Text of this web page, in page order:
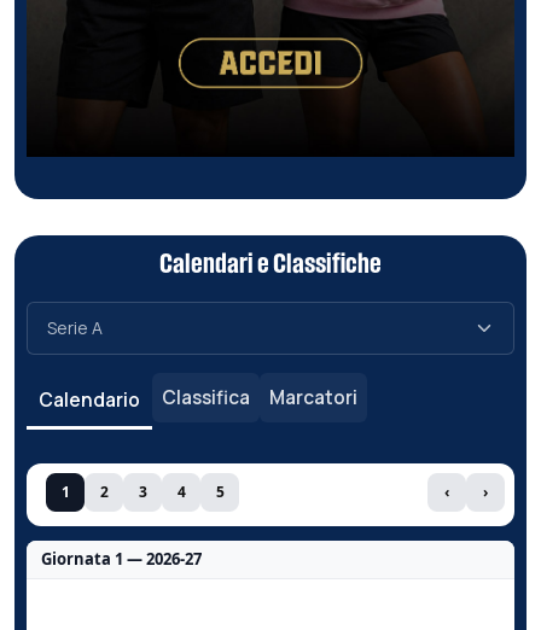
Calendari e Classifiche
Calendario Classifica Marcatori
1 2 3 4 5 ‹ ›
Giornata 1 — 2026-27